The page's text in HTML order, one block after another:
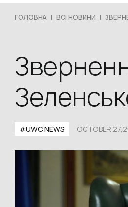
ГОЛОВНА | ВСІ НОВИНИ |
#UWС NEWS OCTOBER